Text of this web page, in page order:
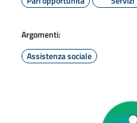
Argomenti:
Assistenza sociale